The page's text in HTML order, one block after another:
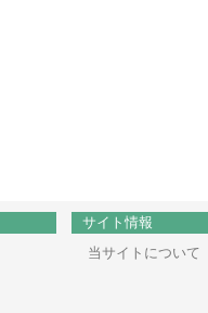
サイト情報
当サイトについて